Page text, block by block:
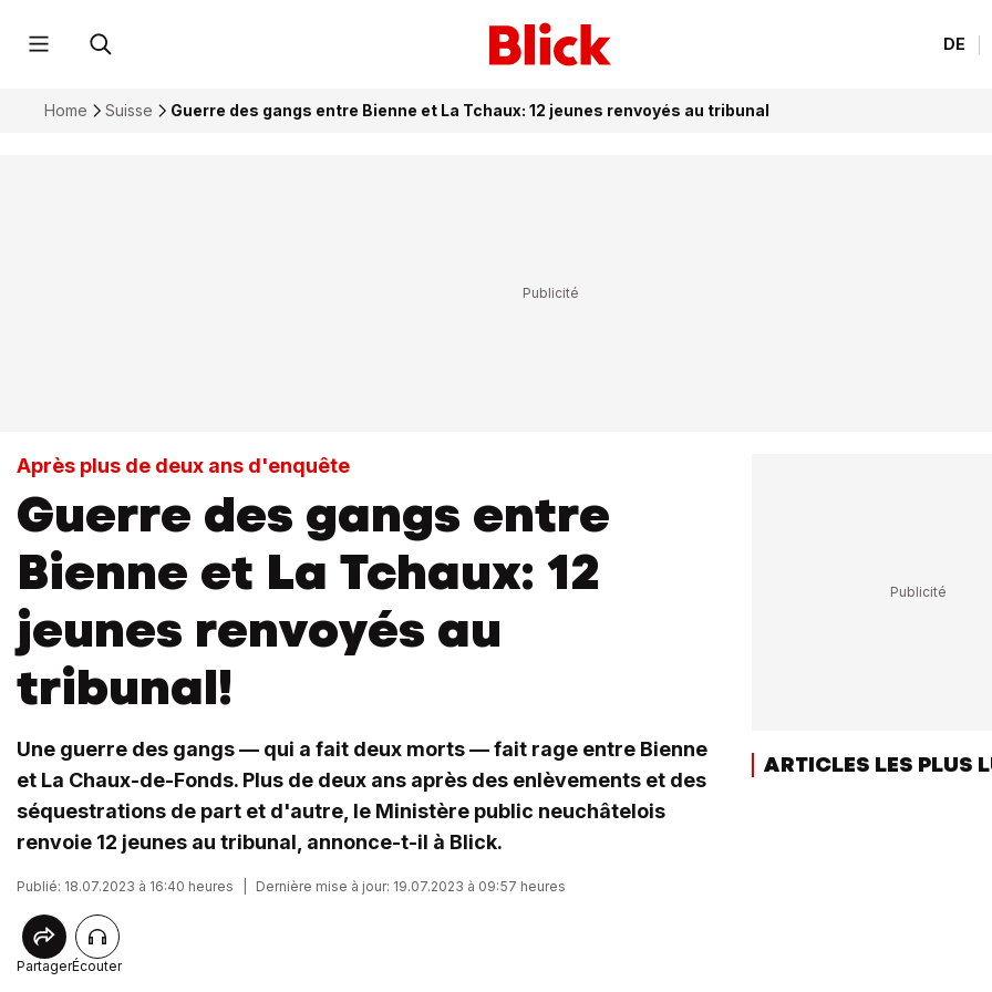
DE
Home Suisse Guerre des gangs entre Bienne et La Tchaux: 12 jeunes renvoyés au tribunal
Après plus de deux ans d'enquête
Guerre des gangs entre
Bienne et La Tchaux: 12
jeunes renvoyés au
tribunal!
Une guerre des gangs — qui a fait deux morts — fait rage entre Bienne
et La Chaux-de-Fonds. Plus de deux ans après des enlèvements et des
séquestrations de part et d'autre, le Ministère public neuchâtelois
renvoie 12 jeunes au tribunal, annonce-t-il à Blick.
Publié: 18.07.2023 à 16:40 heures Dernière mise à jour: 19.07.2023 à 09:57 heures
PartagerÉcouter
ARTICLES LES PLUS